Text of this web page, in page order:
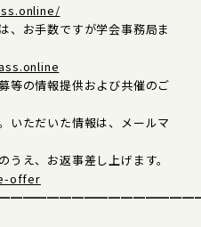
、お手数ですが学会事務局ま
等の情報提供および共催のご
いただいた情報は、メールマ
え、お返事差し上げます。
offer